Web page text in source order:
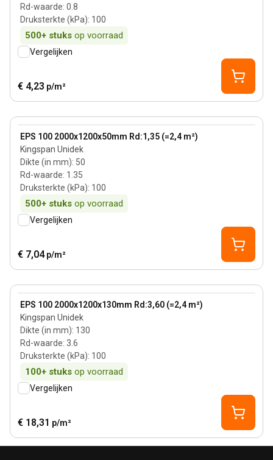
Rd-waarde: 0.8
Druksterkte (kPa): 100
500+ stuks op voorraad
Vergelijken
€ 4,23 p/m²
EPS 100 2000x1200x50mm Rd:1,35 (=2,4 m²)
Kingspan Unidek
Dikte (in mm): 50
Rd-waarde: 1.35
Druksterkte (kPa): 100
500+ stuks op voorraad
View product
Vergelijken
€ 7,04 p/m²
EPS 100 2000x1200x130mm Rd:3,60 (=2,4 m²)
Kingspan Unidek
Dikte (in mm): 130
Rd-waarde: 3.6
Druksterkte (kPa): 100
100+ stuks op voorraad
View product
Vergelijken
€ 18,31 p/m²